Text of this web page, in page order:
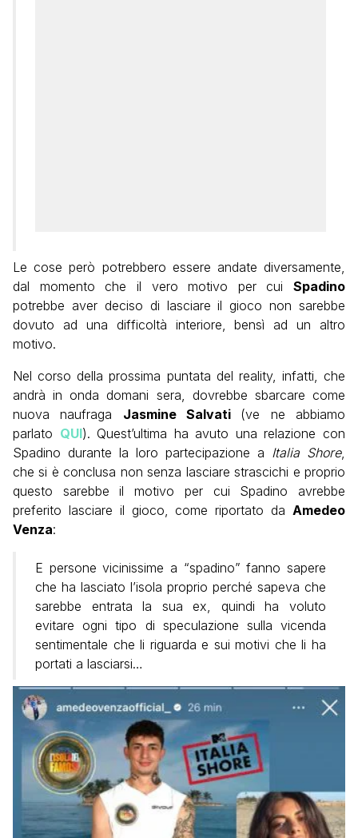
Le cose però potrebbero essere andate diversamente,
dal momento che il vero motivo per cui Spadino
potrebbe aver deciso di lasciare il gioco non sarebbe
dovuto ad una difficoltà interiore, bensì ad un altro
motivo.
Nel corso della prossima puntata del reality, infatti, che
andrà in onda domani sera, dovrebbe sbarcare come
nuova naufraga Jasmine Salvati (ve ne abbiamo
parlato QUI). Quest’ultima ha avuto una relazione con
Spadino durante la loro partecipazione a Italia Shore,
che si è conclusa non senza lasciare strascichi e proprio
questo sarebbe il motivo per cui Spadino avrebbe
preferito lasciare il gioco, come riportato da Amedeo
Venza:
E persone vicinissime a “spadino” fanno sapere
che ha lasciato l’isola proprio perché sapeva che
sarebbe entrata la sua ex, quindi ha voluto
evitare ogni tipo di speculazione sulla vicenda
sentimentale che li riguarda e sui motivi che li ha
portati a lasciarsi…